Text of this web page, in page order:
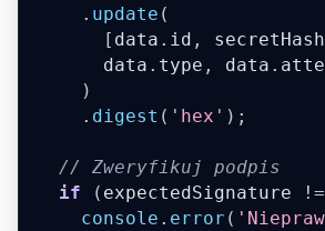
. update (
[ data . id , secretHash
      data
. type , data .
)
. digest ( 'hex' ) ;
// Zweryfikuj podpis
if
( expectedSignature
console . error (